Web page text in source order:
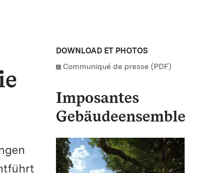
DOWNLOAD ET PHOTOS
Communiqué de presse (PDF)
Imposantes
Gebäudeensemble